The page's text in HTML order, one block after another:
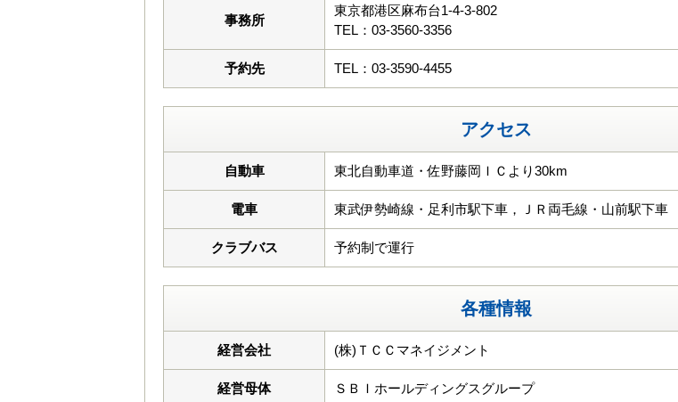
事務所
東京都港区麻布台1-4-3-802
TEL：03-3560-3356
予約先 TEL：03-3590-4455
アクセス
自動車 東北自動車道・佐野藤岡ＩＣより30km
電車 東武伊勢崎線・足利市駅下車，ＪＲ両毛線・山前駅下車
クラブバス 予約制で運行
各種情報
経営会社 (株)ＴＣＣマネイジメント
経営母体 ＳＢＩホールディングスグループ